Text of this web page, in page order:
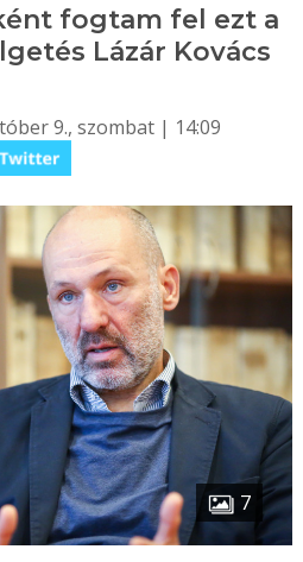
fogtam fel ezt a
Lázár Kovács
9., szombat | 14:09
7